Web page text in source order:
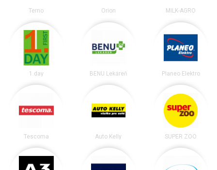
Terno Orion MILK-AGRO
1.day BENU Lekáreň Planeo Elektro
Tescoma Auto Kelly SUPER ZOO